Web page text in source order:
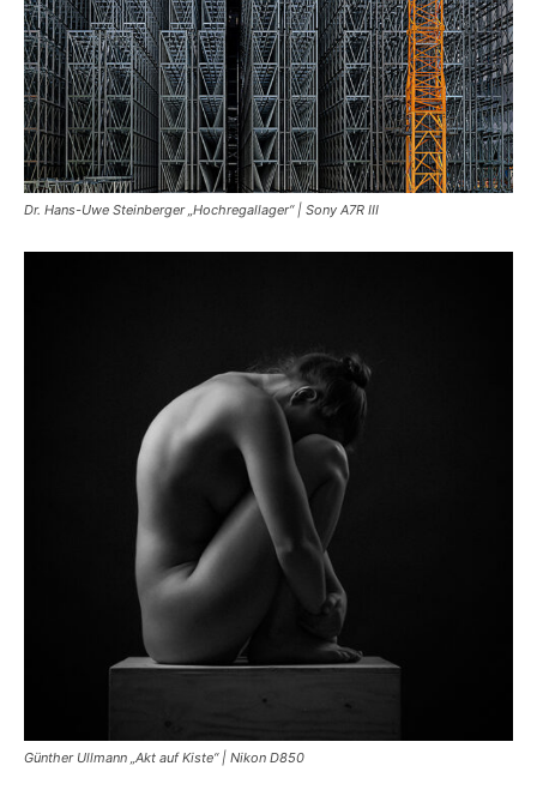
Dr. Hans-Uwe Steinberger „Hochregallager“ | Sony A7R III
Günther Ullmann „Akt auf Kiste“ | Nikon D850